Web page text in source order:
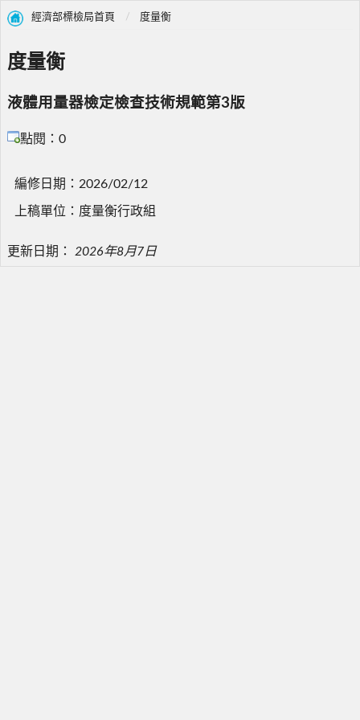
經濟部標檢局首頁 度量衡
度量衡
液體用量器檢定檢查技術規範第3版
點閱：0
編修日期：2026/02/12
上稿單位：度量衡行政組
更新日期： 2026年8月7日